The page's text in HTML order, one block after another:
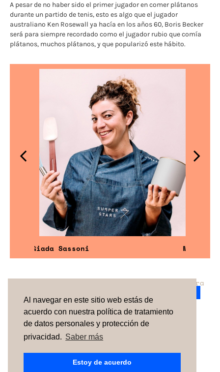
Al navegar en este sitio web estás de
acuerdo con nuestra política de tratamiento
de datos personales y protección de
privacidad. Saber más
Estoy de acuerdo
A pesar de no haber sido el primer jugador en comer plátanos
durante un partido de tenis, esto es algo que el jugador
australiano Ken Rosewall ya hacía en los años 60, Boris Becker
será para siempre recordado como el jugador rubio que comía
plátanos, muchos plátanos, y que popularizó este hábito.
Giada Sassoni Miguel F.
¿No has encontrado el servicio perfecto para
TÉRMINOS Y CONDICIONES
SOBRE NOSOTROS
CÓMO FUNCIONA
CONTACTO
ESPAÑA| PORTUGAL | UNITED KINGDOM